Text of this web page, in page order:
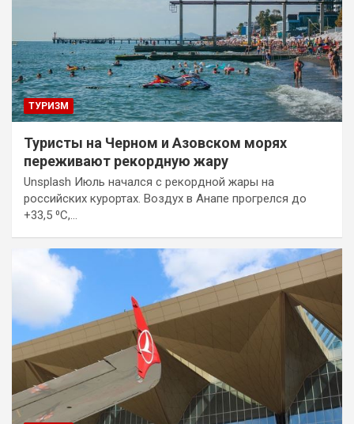
ТУРИЗМ
Туристы на Черном и Азовском морях
переживают рекордную жару
Unsplash Июль начался с рекордной жары на
российских курортах. Воздух в Анапе прогрелся до
+33,5 ⁰С,…